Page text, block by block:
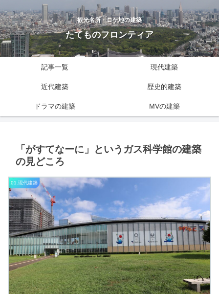
観光名所・ロケ地の建築
たてものフロンティア
記事一覧 現代建築
近代建築 歴史的建築
ドラマの建築 MVの建築
「がすてなーに」というガス科学館の建築
の見どころ
01.現代建築